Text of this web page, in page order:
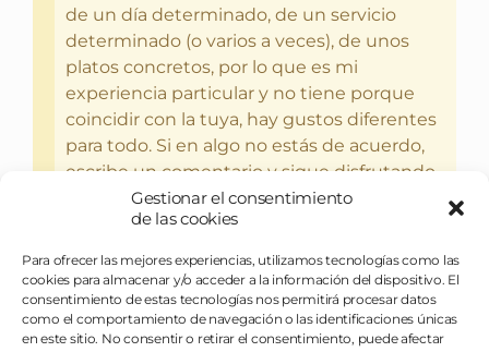
Gestionar el consentimiento
de las cookies
Para ofrecer las mejores experiencias, utilizamos tecnologías como las
cookies para almacenar y/o acceder a la información del dispositivo. El
consentimiento de estas tecnologías nos permitirá procesar datos
como el comportamiento de navegación o las identificaciones únicas
en este sitio. No consentir o retirar el consentimiento, puede afectar
de un día determinado, de un servicio
determinado (o varios a veces), de unos
platos concretos, por lo que es mi
experiencia particular y no tiene porque
coincidir con la tuya, hay gustos diferentes
para todo. Si en algo no estás de acuerdo,
escribe un comentario y sigue disfrutando
del bebercio y el glotoneo.